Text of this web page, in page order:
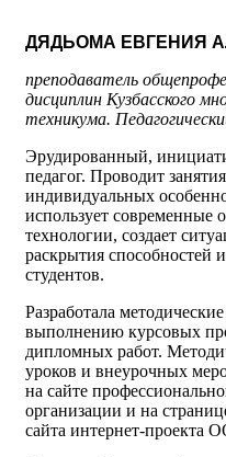
ДЯДЬОМА ЕВГЕНИЯ
преподаватель
дисциплин Кузбасского
техникума.
Эрудированный,
педагог. Проводит
индивидуальных
использует современные
технологии, создает
раскрытия способностей
студентов.
Разработала
выполнению курсовых
дипломных работ.
уроков и внеурочных
на сайте
организации и на
сайта интернет-проекта